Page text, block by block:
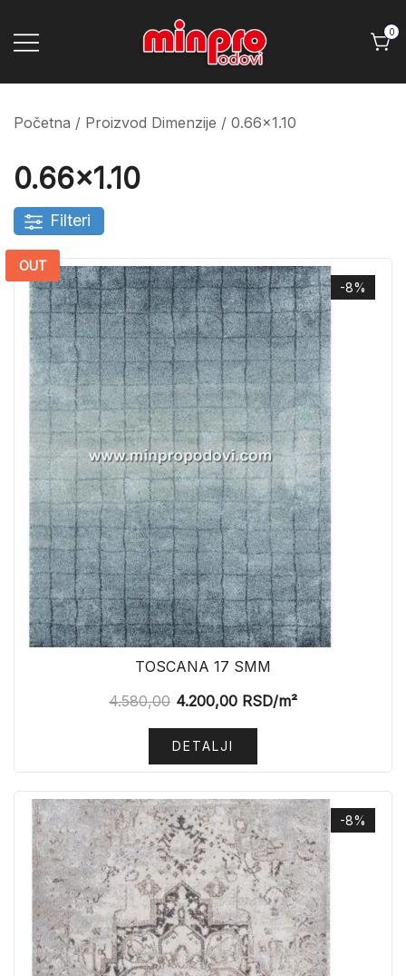
Minpro podovi
0
Početna / Proizvod Dimenzije / 0.66x1.10
0.66x1.10
Filteri
-8%
OUT
TOSCANA 17 SMM
4.580,00 4.200,00 RSD/m²
DETALJI
-8%